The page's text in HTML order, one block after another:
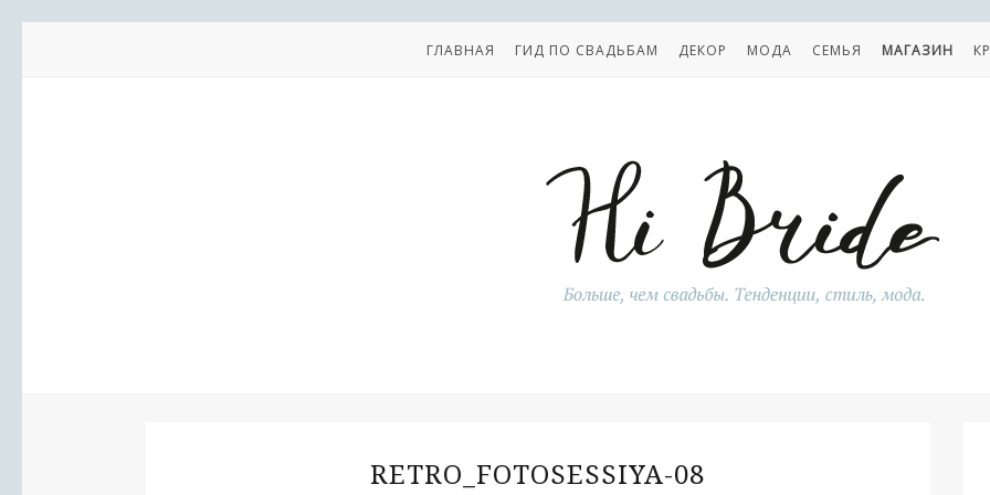
ГЛАВНАЯ ГИД ПО СВАДЬБАМ ДЕКОР МОДА СЕМЬЯ МАГАЗИН
RETRO_FOTOSESSIYA-08